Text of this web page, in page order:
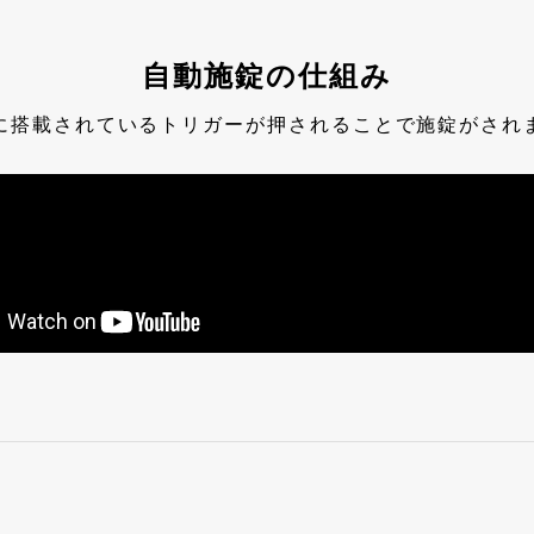
自動施錠の仕組み
搭載されているトリガーが押されることで施錠がされ